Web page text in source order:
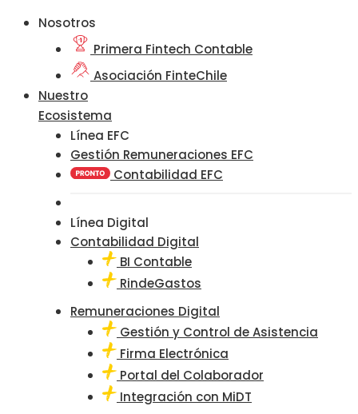
Nosotros
Primera Fintech Contable
Asociación FinteChile
Nuestro
Ecosistema
Línea EFC
Gestión Remuneraciones EFC
Contabilidad EFC
Línea Digital
Contabilidad Digital
BI Contable
RindeGastos
Remuneraciones Digital
Gestión y Control de Asistencia
Firma Electrónica
Portal del Colaborador
Integración con MiDT